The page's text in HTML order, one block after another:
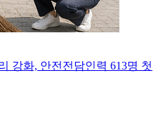
강화, 안전전담인력 613명 첫